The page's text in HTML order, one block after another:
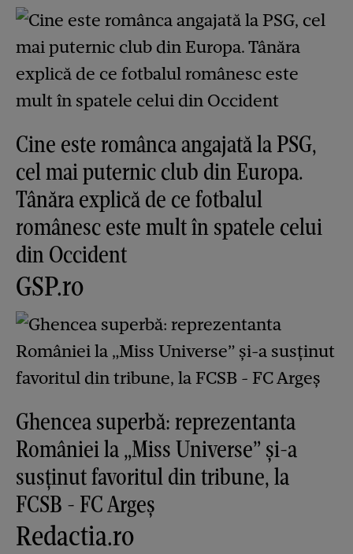
Cine este românca angajată la PSG,
cel mai puternic club din Europa.
Tânăra explică de ce fotbalul
românesc este mult în spatele celui
din Occident
GSP.ro
Ghencea superbă: reprezentanta
României la „Miss Universe” și-a
susținut favoritul din tribune, la
FCSB - FC Argeș
Redactia.ro